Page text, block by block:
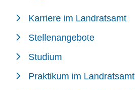
Karriere im Landratsamt
Stellenangebote
Studium
Praktikum im Landratsamt